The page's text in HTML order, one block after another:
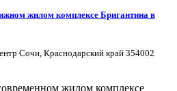
жилом комплексе Бригантина в
Сочи, Краснодарский край 354002
жилом комплексе